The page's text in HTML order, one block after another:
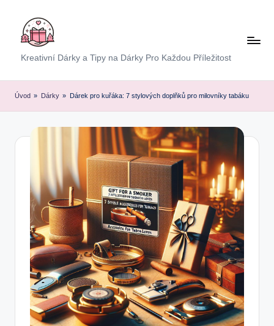
content
E
x
p
e
D
Kreativní Dárky a Tipy na Dárky Pro Každou Příležitost
Úvod » Dárky » Dárek pro kuřáka: 7 stylových doplňků pro milovníky tabáku